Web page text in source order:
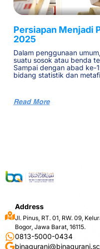
Persiapan Menjadi
2025
Dalam penggunaan
suatu sosok atau benda
Sampai dengan abad ke-
bidang statistik dan
Read More
Address
Jl. Pinus, RT. 01, RW. 09,
Bogor, Jawa Barat, 16115.
0813-5000-0434